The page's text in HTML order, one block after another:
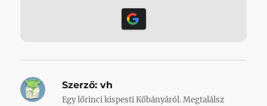
Szerző: vh
Egy lőrinci kispesti Kőbányáról. Megtalálsz